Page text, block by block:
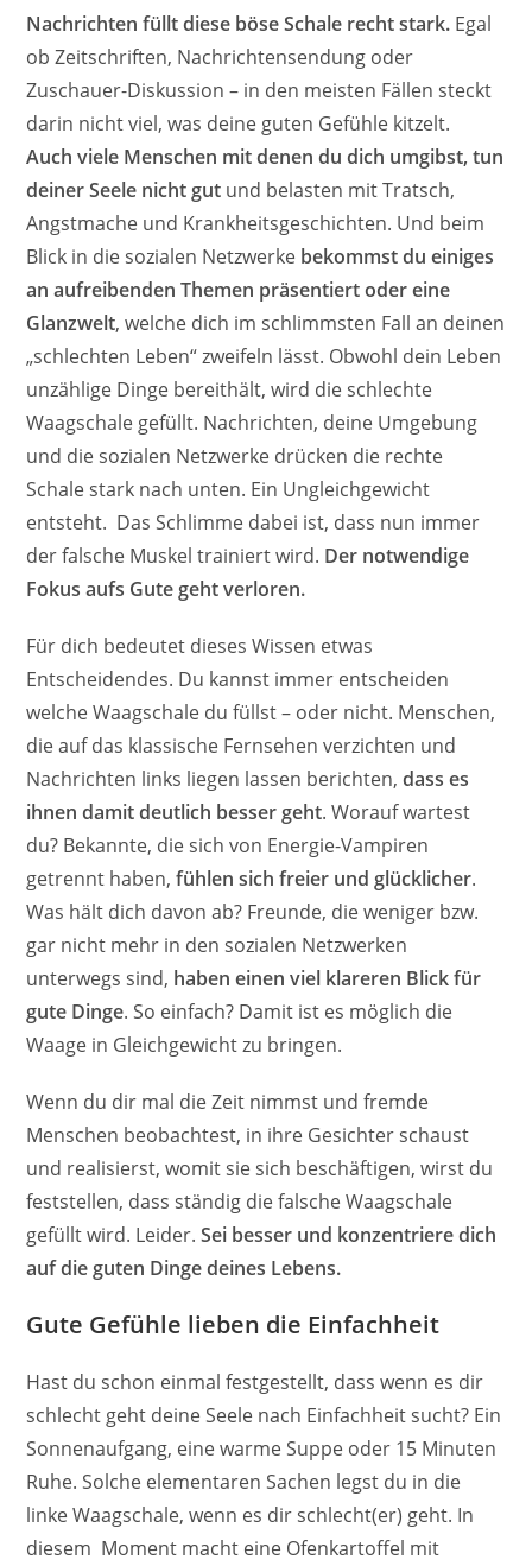
Nachrichten füllt diese böse Schale recht stark. Egal
ob Zeitschriften, Nachrichtensendung oder
Zuschauer-Diskussion – in den meisten Fällen steckt
darin nicht viel, was deine guten Gefühle kitzelt.
Auch viele Menschen mit denen du dich umgibst, tun
deiner Seele nicht gut und belasten mit Tratsch,
Angstmache und Krankheitsgeschichten. Und beim
Blick in die sozialen Netzwerke bekommst du einiges
an aufreibenden Themen präsentiert oder eine
Glanzwelt, welche dich im schlimmsten Fall an deinen
„schlechten Leben“ zweifeln lässt. Obwohl dein Leben
unzählige Dinge bereithält, wird die schlechte
Waagschale gefüllt. Nachrichten, deine Umgebung
und die sozialen Netzwerke drücken die rechte
Schale stark nach unten. Ein Ungleichgewicht
entsteht. Das Schlimme dabei ist, dass nun immer
der falsche Muskel trainiert wird. Der notwendige
Fokus aufs Gute geht verloren.
Für dich bedeutet dieses Wissen etwas
Entscheidendes. Du kannst immer entscheiden
welche Waagschale du füllst – oder nicht. Menschen,
die auf das klassische Fernsehen verzichten und
Nachrichten links liegen lassen berichten,dass es
ihnen damit deutlich besser geht. Worauf wartest
du? Bekannte, die sich von Energie-Vampiren
getrennt haben,fühlen sich freier und glücklicher.
Was hält dich davon ab? Freunde, die weniger bzw.
gar nicht mehr in den sozialen Netzwerken
unterwegs sind, haben einen viel klareren Blick für
gute Dinge. So einfach? Damit ist es möglich die
Waage in Gleichgewicht zu bringen.
Wenn du dir mal die Zeit nimmst und fremde
Menschen beobachtest, in ihre Gesichter schaust
und realisierst, womit sie sich beschäftigen, wirst du
feststellen, dass ständig die falsche Waagschale
gefüllt wird. Leider.Sei besser und konzentriere dich
auf die guten Dinge deines Lebens.
Gute Gefühle lieben die Einfachheit
Hast du schon einmal festgestellt, dass wenn es dir
schlecht geht deine Seele nach Einfachheit sucht? Ein
Sonnenaufgang, eine warme Suppe oder 15 Minuten
Ruhe. Solche elementaren Sachen legst du in die
linke Waagschale, wenn es dir schlecht(er) geht. In
diesem Moment macht eine Ofenkartoffel mit